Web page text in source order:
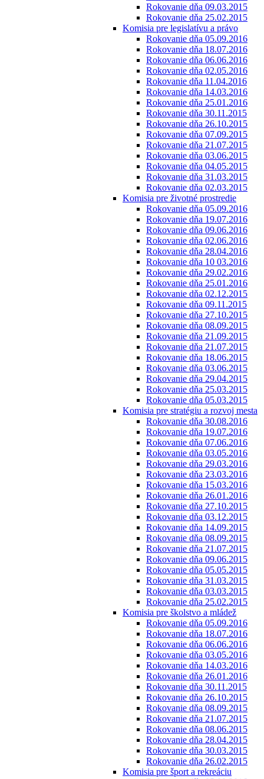
Rokovanie dňa 09.03.2015
Rokovanie dňa 25.02.2015
Komisia pre legislatívu a právo
Rokovanie dňa 05.09.2016
Rokovanie dňa 18.07.2016
Rokovanie dňa 06.06.2016
Rokovanie dňa 02.05.2016
Rokovanie dňa 11.04.2016
Rokovanie dňa 14.03.2016
Rokovanie dňa 25.01.2016
Rokovanie dňa 30.11.2015
Rokovanie dňa 26.10.2015
Rokovanie dňa 07.09.2015
Rokovanie dňa 21.07.2015
Rokovanie dňa 03.06.2015
Rokovanie dňa 04.05.2015
Rokovanie dňa 31.03.2015
Rokovanie dňa 02.03.2015
Komisia pre životné prostredie
Rokovanie dňa 05.09.2016
Rokovanie dňa 19.07.2016
Rokovanie dňa 09.06.2016
Rokovanie dňa 02.06.2016
Rokovanie dňa 28.04.2016
Rokovanie dňa 10 03.2016
Rokovanie dňa 29.02.2016
Rokovanie dňa 25.01.2016
Rokovanie dňa 02.12.2015
Rokovanie dňa 09.11.2015
Rokovanie dňa 27.10.2015
Rokovanie dňa 08.09.2015
Rokovanie dňa 21.09.2015
Rokovanie dňa 21.07.2015
Rokovanie dňa 18.06.2015
Rokovanie dňa 03.06.2015
Rokovanie dňa 29.04.2015
Rokovanie dňa 25.03.2015
Rokovanie dňa 05.03.2015
Komisia pre stratégiu a rozvoj mesta
Rokovanie dňa 30.08.2016
Rokovanie dňa 19.07.2016
Rokovanie dňa 07.06.2016
Rokovanie dňa 03.05.2016
Rokovanie dňa 29.03.2016
Rokovanie dňa 23.03.2016
Rokovanie dňa 15.03.2016
Rokovanie dňa 26.01.2016
Rokovanie dňa 27.10.2015
Rokovanie dňa 03.12.2015
Rokovanie dňa 14.09.2015
Rokovanie dňa 08.09.2015
Rokovanie dňa 21.07.2015
Rokovanie dňa 09.06.2015
Rokovanie dňa 05.05.2015
Rokovanie dňa 31.03.2015
Rokovanie dňa 03.03.2015
Rokovanie dňa 25.02.2015
Komisia pre školstvo a mládež
Rokovanie dňa 05.09.2016
Rokovanie dňa 18.07.2016
Rokovanie dňa 06.06.2016
Rokovanie dňa 03.05.2016
Rokovanie dňa 14.03.2016
Rokovanie dňa 26.01.2016
Rokovanie dňa 30.11.2015
Rokovanie dňa 26.10.2015
Rokovanie dňa 08.09.2015
Rokovanie dňa 21.07.2015
Rokovanie dňa 08.06.2015
Rokovanie dňa 28.04.2015
Rokovanie dňa 30.03.2015
Rokovanie dňa 26.02.2015
Komisia pre šport a rekreáciu